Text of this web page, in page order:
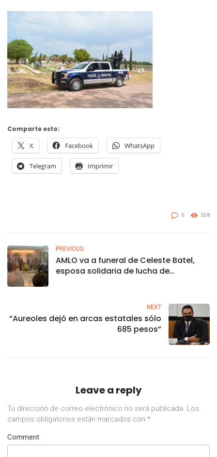
Comparte esto:
X Facebook WhatsApp
Telegram Imprimir
0 558
PREVIOUS
AMLO va a funeral de Celeste Batel,
esposa solidaria de lucha de
NEXT
“Aureoles dejó en arcas estatales sólo
685 pesos”
Leave a reply
Tu dirección de correo electrónico no será publicada. Los
campos obligatorios están marcados con *
Comment